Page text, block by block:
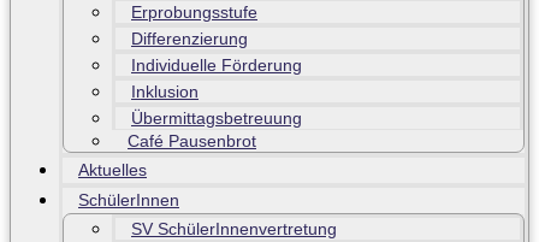
Erprobungsstufe
Differenzierung
Individuelle Förderung
Inklusion
Übermittagsbetreuung
Café Pausenbrot
Aktuelles
SchülerInnen
SV SchülerInnenvertretung